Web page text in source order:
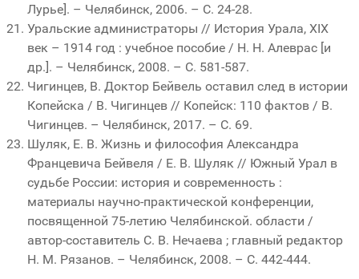
Лурье]. – Челябинск, 2006. – С. 24-28.
Уральские администраторы // История Урала, XIX
век – 1914 год : учебное пособие / Н. Н. Алеврас [и
др.]. – Челябинск, 2008. – С. 581-587.
Чигинцев, В. Доктор Бейвель оставил след в истории
Копейска / В. Чигинцев // Копейск: 110 фактов / В.
Чигинцев. – Челябинск, 2017. – С. 69.
Шуляк, Е. В. Жизнь и философия Александра
Францевича Бейвеля / Е. В. Шуляк // Южный Урал в
судьбе России: история и современность :
материалы научно-практической конференции,
посвященной 75-летию Челябинской. области /
автор-составитель С. В. Нечаева ; главный редактор
Н. М. Рязанов. – Челябинск, 2008. – С. 442-444.